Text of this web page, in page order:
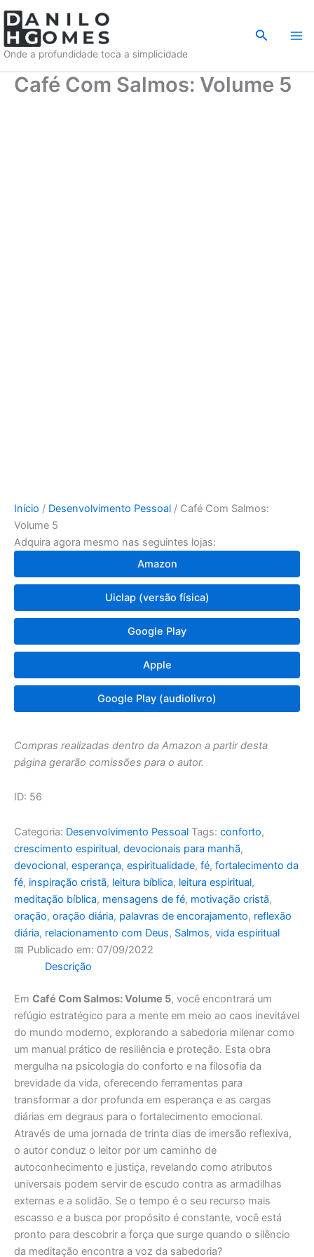
Ir
para
conteúdo
Onde a profundidade toca a simplicidade
Pesquisar
Café Com Salmos: Volume 5
Início / Desenvolvimento Pessoal / Café Com Salmos:
Volume 5
Adquira agora mesmo nas seguintes lojas:
Amazon
Uiclap (versão física)
Google Play
Apple
Google Play (audiolivro)
Compras realizadas dentro da Amazon a partir desta
página gerarão comissões para o autor.
ID: 56
Categoria: Desenvolvimento Pessoal Tags: conforto,
crescimento espiritual, devocionais para manhã,
devocional, esperança, espiritualidade, fé, fortalecimento da
fé, inspiração cristã, leitura bíblica, leitura espiritual,
meditação bíblica, mensagens de fé, motivação cristã,
oração, oração diária, palavras de encorajamento, reflexão
diária, relacionamento com Deus, Salmos, vida espiritual
📅 Publicado em: 07/09/2022
Descrição
Em Café Com Salmos: Volume 5, você encontrará um
refúgio estratégico para a mente em meio ao caos inevitável
do mundo moderno, explorando a sabedoria milenar como
um manual prático de resiliência e proteção. Esta obra
mergulha na psicologia do conforto e na filosofia da
brevidade da vida, oferecendo ferramentas para
transformar a dor profunda em esperança e as cargas
diárias em degraus para o fortalecimento emocional.
Através de uma jornada de trinta dias de imersão reflexiva,
o autor conduz o leitor por um caminho de
autoconhecimento e justiça, revelando como atributos
universais podem servir de escudo contra as armadilhas
externas e a solidão. Se o tempo é o seu recurso mais
escasso e a busca por propósito é constante, você está
pronto para descobrir a força que surge quando o silêncio
da meditação encontra a voz da sabedoria?